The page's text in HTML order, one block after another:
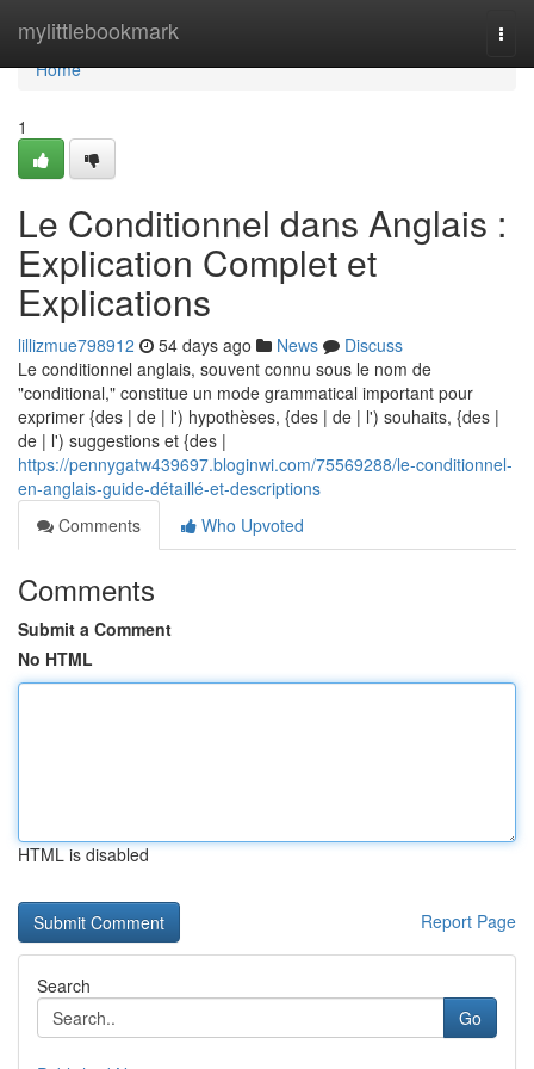
mylittlebookmark
Home
Home
1
Le Conditionnel dans Anglais :
Explication Complet et
Explications
lillizmue798912 54 days ago News
Discuss
Le conditionnel anglais, souvent connu sous le nom de
"conditional," constitue un mode grammatical important pour
exprimer {des | de | l') hypothèses, {des | de | l') souhaits, {des |
de | l') suggestions et {des |
https://pennygatw439697.bloginwi.com/75569288/le-conditionnel-
en-anglais-guide-détaillé-et-descriptions
Comments
Who Upvoted
Comments
Submit a Comment
No HTML
HTML is disabled
Report Page
Search
Go